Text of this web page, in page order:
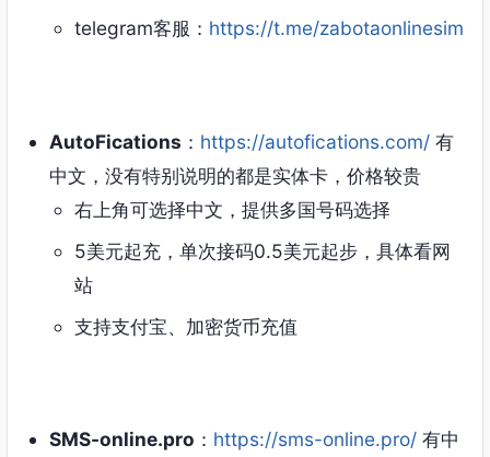
telegram客服： https://t.me/zabotaonlinesim
AutoFications ： https://autofications.com/ 有
中文，没有特别说明的都是实体卡，价格较贵
右上角可选择中文，提供多国号码选择
5美元起充，单次接码0.5美元起步，具体看网
站
支持支付宝、加密货币充值
SMS-online.pro ： https://sms-online.pro/ 有中